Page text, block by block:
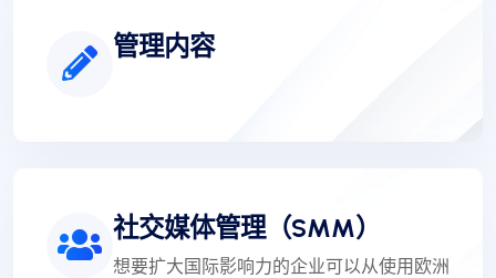
管理内容
社交媒体管理（SMM）
想要扩大国际影响力的企业可以从使用欧洲